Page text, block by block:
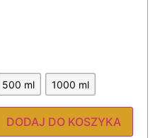
500 ml 1000 ml
DODAJ DO KOSZYKA